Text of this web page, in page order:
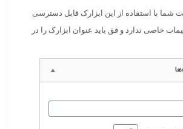
شما با استفاده از این ابزارک قابل دسترسی
خاصی ندارد و فق باید عنوان ابزارک را در